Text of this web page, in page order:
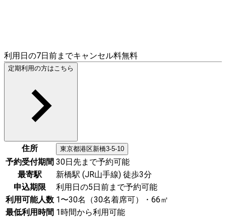
利用日の7日前までキャンセル料無料
定期利用の方はこちら
住所 東京都港区新橋3-5-10
予約受付期間 30日先まで予約可能
最寄駅
新橋駅 (JR山手線) 徒歩3分
申込期限
利用日の5日前まで予約可能
利用可能人数 1〜30名（30名着席可）・66㎡
最低利用時間 1時間から利用可能